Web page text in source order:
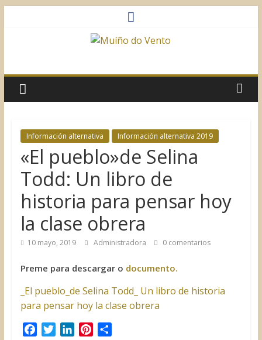
do
Vento
Asociación
Sociocultural
Información alternativa Información alternativa 2019
«El pueblo»de Selina
Todd: Un libro de
historia para pensar hoy
la clase obrera
10 mayo, 2019 Administradora 0 comentarios
Preme para descargar o documento.
_El pueblo_de Selina Todd_ Un libro de historia
para pensar hoy la clase obrera